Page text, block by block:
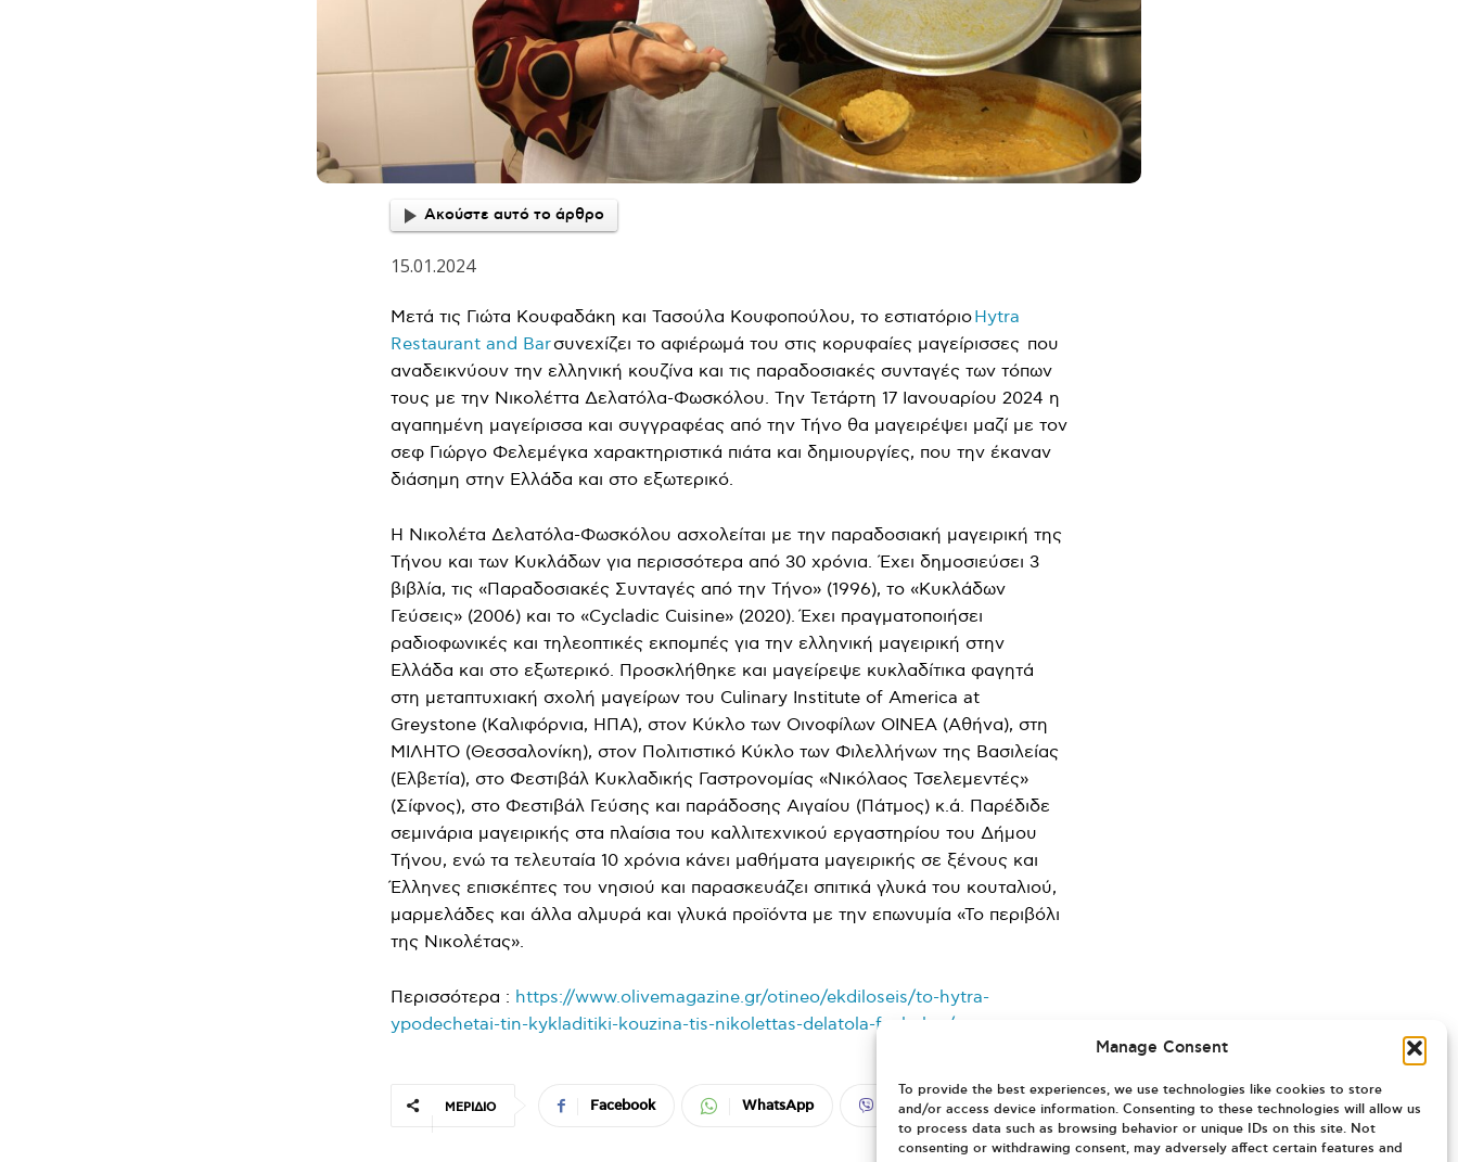
Manage Consent
To provide the best experiences, we use technologies like cookies to store
and/or access device information. Consenting to these technologies will allow us
to process data such as browsing behavior or unique IDs on this site. Not
consenting or withdrawing consent, may adversely affect certain features and
Ακούστε αυτό το άρθρο
15.01.2024
Μετά τις Γιώτα Κουφαδάκη και Τασούλα Κουφοπούλου, το εστιατόριοHytra
Restaurant and Barσυνεχίζει το αφιέρωμά του στις κορυφαίες μαγείρισσες που
αναδεικνύουν την ελληνική κουζίνα και τις παραδοσιακές συνταγές των τόπων
τους με την Νικολέττα Δελατόλα-Φωσκόλου. Την Τετάρτη 17 Ιανουαρίου 2024 η
αγαπημένη μαγείρισσα και συγγραφέας από την Τήνο θα μαγειρέψει μαζί με τον
σεφ Γιώργο Φελεμέγκα χαρακτηριστικά πιάτα και δημιουργίες, που την έκαναν
διάσημη στην Ελλάδα και στο εξωτερικό.
Η Νικολέτα Δελατόλα-Φωσκόλου ασχολείται με την παραδοσιακή μαγειρική της
Τήνου και των Κυκλάδων για περισσότερα από 30 χρόνια. Έχει δημοσιεύσει 3
βιβλία, τις «Παραδοσιακές Συνταγές από την Τήνο» (1996), το «Κυκλάδων
Γεύσεις» (2006) και το «Cycladic Cuisine» (2020). Έχει πραγματοποιήσει
ραδιοφωνικές και τηλεοπτικές εκπομπές για την ελληνική μαγειρική στην
Ελλάδα και στο εξωτερικό. Προσκλήθηκε και μαγείρεψε κυκλαδίτικα φαγητά
στη μεταπτυχιακή σχολή μαγείρων του Culinary Institute of America at
Greystone (Καλιφόρνια, ΗΠΑ), στον Κύκλο των Οινοφίλων ΟΙΝΕΑ (Αθήνα), στη
ΜΙΛΗΤΟ (Θεσσαλονίκη), στον Πολιτιστικό Κύκλο των Φιλελλήνων της Βασιλείας
(Ελβετία), στο Φεστιβάλ Κυκλαδικής Γαστρονομίας «Νικόλαος Τσελεμεντές»
(Σίφνος), στο Φεστιβάλ Γεύσης και παράδοσης Αιγαίου (Πάτμος) κ.ά. Παρέδιδε
σεμινάρια μαγειρικής στα πλαίσια του καλλιτεχνικού εργαστηρίου του Δήμου
Τήνου, ενώ τα τελευταία 10 χρόνια κάνει μαθήματα μαγειρικής σε ξένους και
Έλληνες επισκέπτες του νησιού και παρασκευάζει σπιτικά γλυκά του κουταλιού,
μαρμελάδες και άλλα αλμυρά και γλυκά προϊόντα με την επωνυμία «Το περιβόλι
της Νικολέτας».
Περισσότερα : https://www.olivemagazine.gr/otineo/ekdiloseis/to-hytra-
ypodechetai-tin-kykladitiki-kouzina-tis-nikolettas-delatola-foskolou/
ΜΕΡΊΔΙΟ Facebook WhatsApp Viber